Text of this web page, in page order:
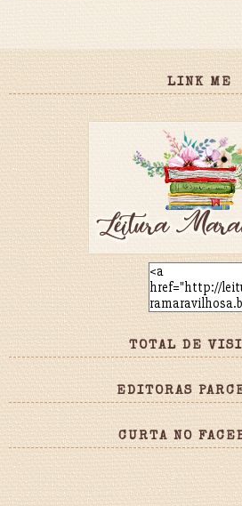
LINK ME
TOTAL DE
EDITORAS
CURTA NO